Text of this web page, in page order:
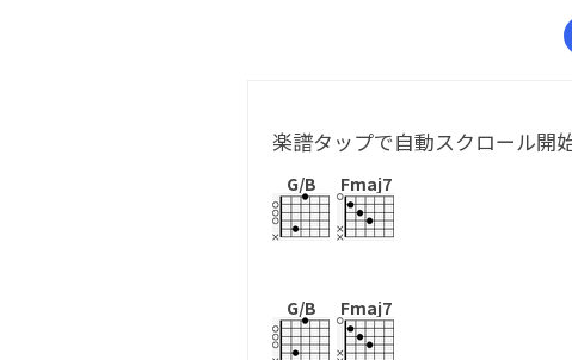
楽譜タップで自動スクロール開
G/B Fmaj7
G/B Fmaj7